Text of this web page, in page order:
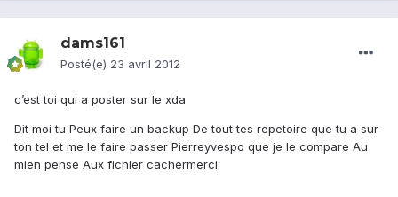
dams161
Posté(e) 23 avril 2012
c’est toi qui a poster sur le xda
Dit moi tu Peux faire un backup De tout tes repetoire que tu a sur
ton tel et me le faire passer Pierreyvespo que je le compare Au
mien pense Aux fichier cachermerci